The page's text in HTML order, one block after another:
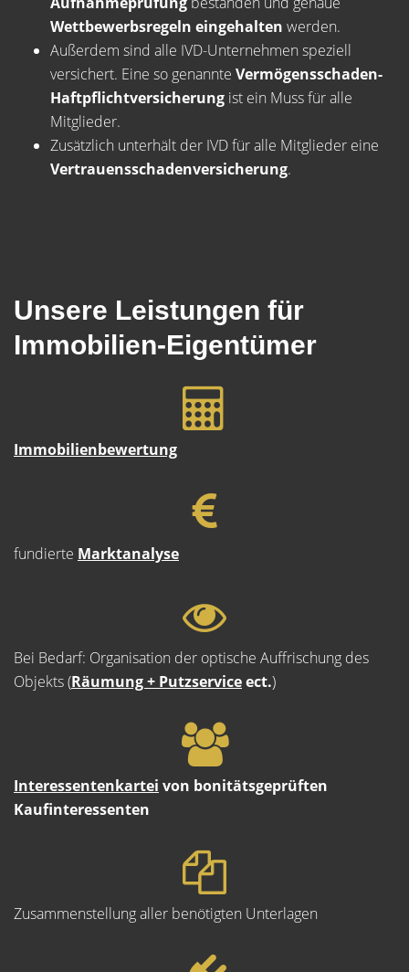
Wettbewerbsregeln eingehalten werden.
Außerdem sind alle IVD-Unternehmen speziell
versichert. Eine so genannte Vermögensschaden-
Haftpflichtversicherung ist ein Muss für alle
Mitglieder.
Zusätzlich unterhält der IVD für alle Mitglieder eine
Vertrauensschadenversicherung.
Unsere Leistungen für
Immobilien-Eigentümer
Immobilienbewertung
fundierte Marktanalyse
Bei Bedarf: Organisation der optische Auffrischung des
Objekts (Räumung + Putzserviceect.)
Interessentenkartei von bonitätsgeprüften
Kaufinteressenten
Zusammenstellung aller benötigten Unterlagen